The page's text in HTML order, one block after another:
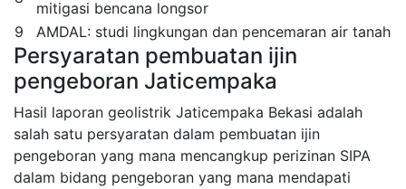
mitigasi bencana longsor
9
AMDAL: studi lingkungan dan pencemaran air tanah
Persyaratan pembuatan ijin
pengeboran Jaticempaka
Hasil laporan geolistrik Jaticempaka Bekasi adalah
salah satu persyaratan dalam pembuatan ijin
pengeboran yang mana mencangkup perizinan SIPA
dalam bidang pengeboran yang mana mendapati